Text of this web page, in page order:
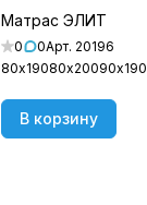
Матрас ЭЛИТ
0 0Арт. 20196
80х19080х20090х190
В корзину